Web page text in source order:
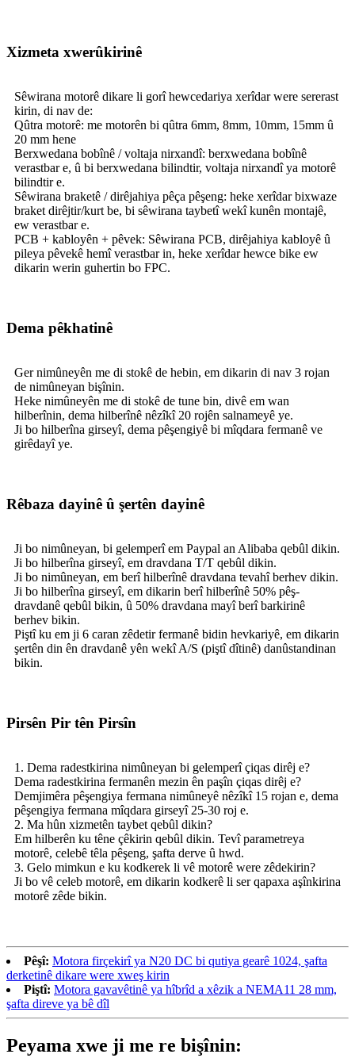
Xizmeta xwerûkirinê
Sêwirana motorê dikare li gorî hewcedariya xerîdar were sererast
kirin, di nav de:
Qûtra motorê: me motorên bi qûtra 6mm, 8mm, 10mm, 15mm û
20 mm hene
Berxwedana bobînê / voltaja nirxandî: berxwedana bobînê
verastbar e, û bi berxwedana bilindtir, voltaja nirxandî ya motorê
bilindtir e.
Sêwirana braketê / dirêjahiya pêça pêşeng: heke xerîdar bixwaze
braket dirêjtir/kurt be, bi sêwirana taybetî wekî kunên montajê,
ew verastbar e.
PCB + kabloyên + pêvek: Sêwirana PCB, dirêjahiya kabloyê û
pileya pêvekê hemî verastbar in, heke xerîdar hewce bike ew
dikarin werin guhertin bo FPC.
Dema pêkhatinê
Ger nimûneyên me di stokê de hebin, em dikarin di nav 3 rojan
de nimûneyan bişînin.
Heke nimûneyên me di stokê de tune bin, divê em wan
hilberînin, dema hilberînê nêzîkî 20 rojên salnameyê ye.
Ji bo hilberîna girseyî, dema pêşengiyê bi mîqdara fermanê ve
girêdayî ye.
Rêbaza dayinê û şertên dayinê
Ji bo nimûneyan, bi gelemperî em Paypal an Alibaba qebûl dikin.
Ji bo hilberîna girseyî, em dravdana T/T qebûl dikin.
Ji bo nimûneyan, em berî hilberînê dravdana tevahî berhev dikin.
Ji bo hilberîna girseyî, em dikarin berî hilberînê 50% pêş-
dravdanê qebûl bikin, û 50% dravdana mayî berî barkirinê
berhev bikin.
Piştî ku em ji 6 caran zêdetir fermanê bidin hevkariyê, em dikarin
şertên din ên dravdanê yên wekî A/S (piştî dîtinê) danûstandinan
bikin.
Pirsên Pir tên Pirsîn
1. Dema radestkirina nimûneyan bi gelemperî çiqas dirêj e?
Dema radestkirina fermanên mezin ên paşîn çiqas dirêj e?
Demjimêra pêşengiya fermana nimûneyê nêzîkî 15 rojan e, dema
pêşengiya fermana mîqdara girseyî 25-30 roj e.
2. Ma hûn xizmetên taybet qebûl dikin?
Em hilberên ku têne çêkirin qebûl dikin. Tevî parametreya
motorê, celebê têla pêşeng, şafta derve û hwd.
3. Gelo mimkun e ku kodkerek li vê motorê were zêdekirin?
Ji bo vê celeb motorê, em dikarin kodkerê li ser qapaxa aşînkirina
motorê zêde bikin.
Pêşî: Motora firçekirî ya N20 DC bi qutiya gearê 1024, şafta
derketinê dikare were xweş kirin
Piştî: Motora gavavêtinê ya hîbrîd a xêzik a NEMA11 28 mm,
şafta direve ya bê dîl
Peyama xwe ji me re bişînin: